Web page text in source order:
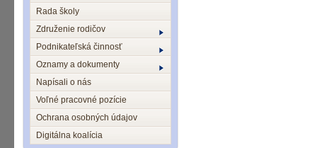
Rada školy
Združenie rodičov
Podnikateľská činnosť
Oznamy a dokumenty
Napísali o nás
Voľné pracovné pozície
Ochrana osobných údajov
Digitálna koalícia